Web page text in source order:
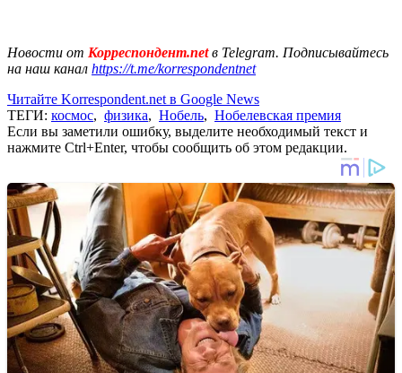
Новости от Корреспондент.netв Telegram. Подписывайтесь
на наш канал https://t.me/korrespondentnet
Читайте Korrespondent.net в Google News
ТЕГИ: космос, физика, Нобель, Нобелевская премия
Если вы заметили ошибку, выделите необходимый текст и
нажмите Ctrl+Enter, чтобы сообщить об этом редакции.